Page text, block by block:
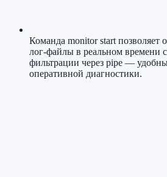
Команда monitor start позволяет
лог-файлы в реальном времени
фильтрации через pipe —
оперативной диагностики.